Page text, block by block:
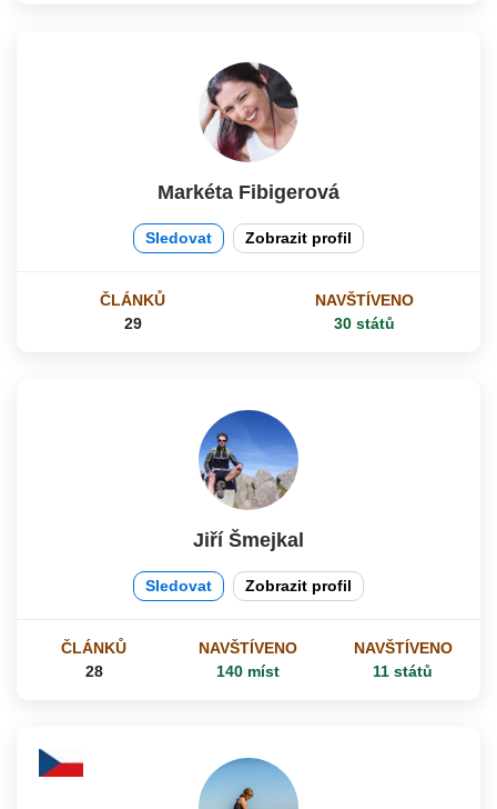
Markéta Fibigerová
Sledovat Zobrazit profil
ČLÁNKŮ
29
NAVŠTÍVENO
30 států
Jiří Šmejkal
Sledovat Zobrazit profil
ČLÁNKŮ
28
NAVŠTÍVENO
140 míst
NAVŠTÍVENO
11 států